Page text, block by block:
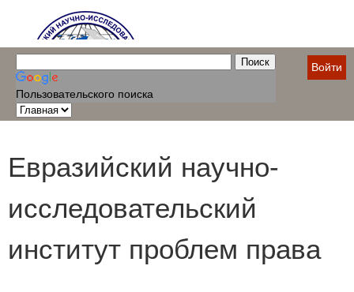
Пользовательского поиска
Войти
Евразийский научно-
исследовательский
институт проблем права